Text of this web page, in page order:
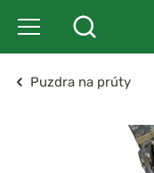
Puzdra na prúty